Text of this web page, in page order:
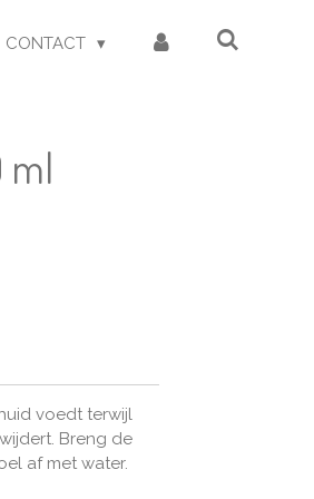
CONTACT
ml
voedt terwijl
Breng de
af met water.